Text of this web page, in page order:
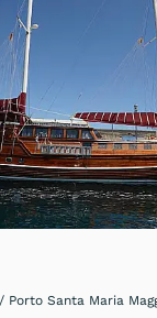
Santa Maria